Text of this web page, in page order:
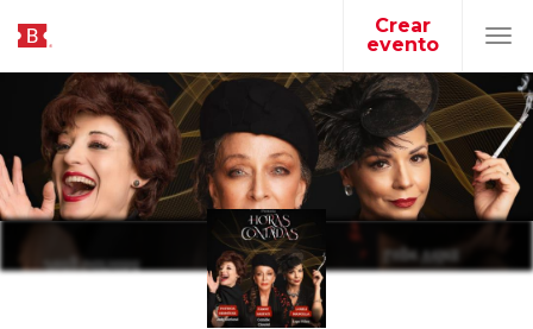
Crear
evento